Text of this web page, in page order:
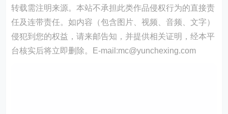
转载需注明来源。本站不承担此类作品侵权行为的直接责
任及连带责任。如内容（包含图片、视频、音频、文字）
侵犯到您的权益，请来邮告知，并提供相关证明，经本平
台核实后将立即删除。E-mail:mc@yunchexing.com